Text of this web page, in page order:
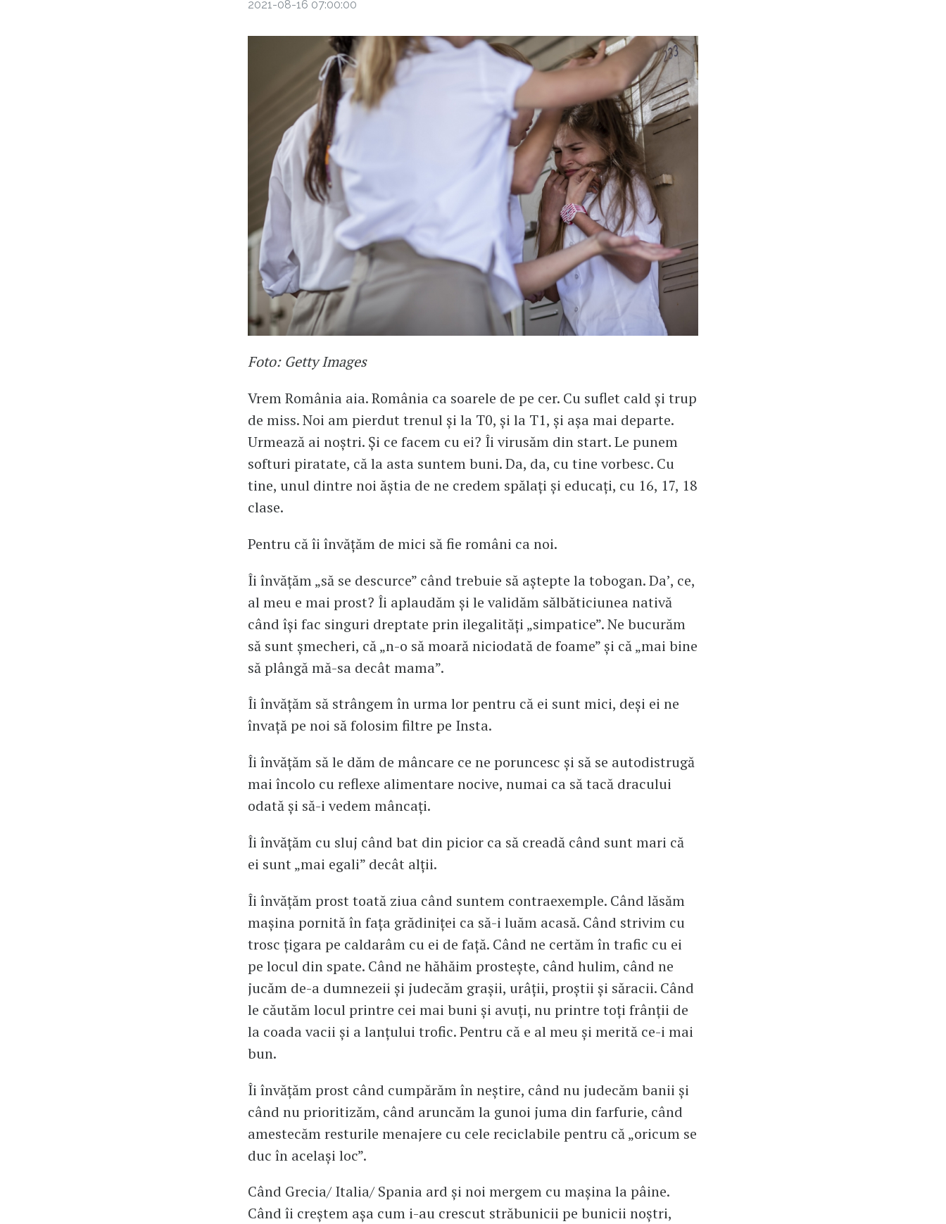
2021-08-16 07:00:00
Foto: Getty Images
Vrem România aia. România ca soarele de pe cer. Cu suflet cald și trup
de miss. Noi am pierdut trenul și la T0, și la T1, și așa mai departe.
Urmează ai noștri. Și ce facem cu ei? Îi virusăm din start. Le punem
softuri piratate, că la asta suntem buni. Da, da, cu tine vorbesc. Cu
tine, unul dintre noi ăștia de ne credem spălați și educați, cu 16, 17, 18
clase.
Pentru că îi învățăm de mici să fie români ca noi.
Îi învățăm „să se descurce” când trebuie să aștepte la tobogan. Da’, ce,
al meu e mai prost? Îi aplaudăm și le validăm sălbăticiunea nativă
când își fac singuri dreptate prin ilegalități „simpatice”. Ne bucurăm
să sunt șmecheri, că „n-o să moară niciodată de foame” și că „mai bine
să plângă mă-sa decât mama”.
Îi învățăm să strângem în urma lor pentru că ei sunt mici, deși ei ne
învață pe noi să folosim filtre pe Insta.
Îi învățăm să le dăm de mâncare ce ne poruncesc și să se autodistrugă
mai încolo cu reflexe alimentare nocive, numai ca să tacă dracului
odată și să-i vedem mâncați.
Îi învățăm cu sluj când bat din picior ca să creadă când sunt mari că
ei sunt „mai egali” decât alții.
Îi învățăm prost toată ziua când suntem contraexemple. Când lăsăm
mașina pornită în fața grădiniței ca să-i luăm acasă. Când strivim cu
trosc țigara pe caldarâm cu ei de față. Când ne certăm în trafic cu ei
pe locul din spate. Când ne hăhăim prostește, când hulim, când ne
jucăm de-a dumnezeii și judecăm grașii, urâții, proștii și săracii. Când
le căutăm locul printre cei mai buni și avuți, nu printre toți frânții de
la coada vacii și a lanțului trofic. Pentru că e al meu și merită ce-i mai
bun.
Îi învățăm prost când cumpărăm în neștire, când nu judecăm banii și
când nu prioritizăm, când aruncăm la gunoi juma din farfurie, când
amestecăm resturile menajere cu cele reciclabile pentru că „oricum se
duc în același loc”.
Când Grecia/ Italia/ Spania ard și noi mergem cu mașina la pâine.
Când îi creștem așa cum i-au crescut străbunicii pe bunicii noștri,